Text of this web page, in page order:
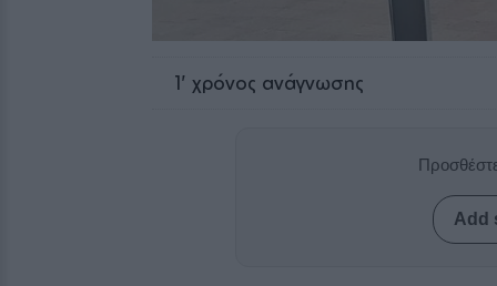
1' χρόνος ανάγνωσης
Add